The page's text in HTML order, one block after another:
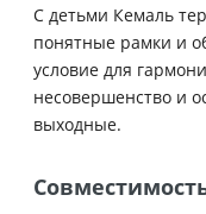
С детьми Кемаль
понятные рамки и
условие для
несовершенство и
выходные.